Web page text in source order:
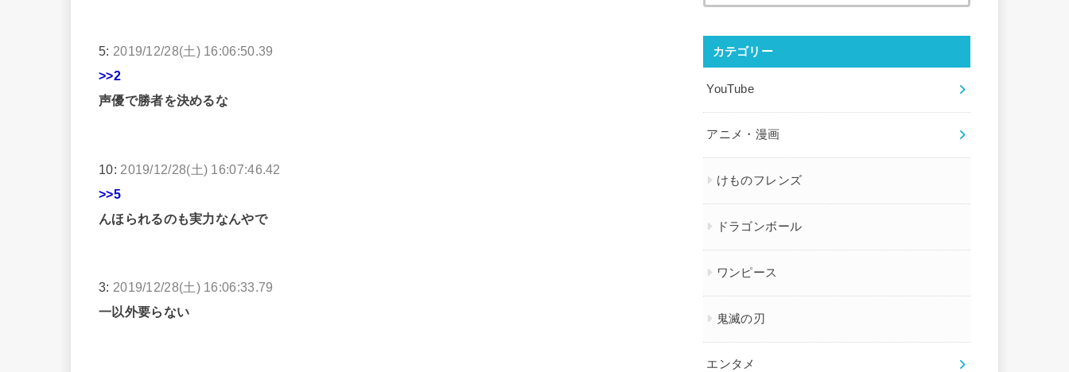
5: 2019/12/28(土) 16:06:50.39
>>2
声優で勝者を決めるな
10: 2019/12/28(土) 16:07:46.42
>>5
んほられるのも実力なんやで
3: 2019/12/28(土) 16:06:33.79
一以外要らない
カテゴリー
YouTube
アニメ・漫画
けものフレンズ
ドラゴンボール
ワンピース
鬼滅の刃
エンタメ